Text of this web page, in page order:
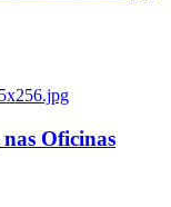
Oficinas